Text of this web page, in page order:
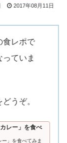
2017年08月11日
食レポで
ていま
うぞ。
レー」を食べ
」を食べてみま